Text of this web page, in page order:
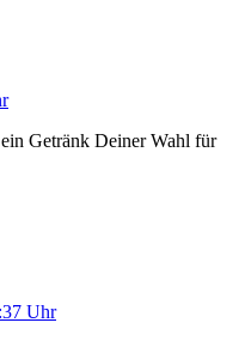
Getränk Deiner Wahl für
Uhr